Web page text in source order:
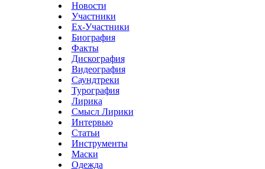
Новости
Участники
Ex-Участники
Биография
Факты
Дискография
Видеография
Саундтреки
Турография
Лирика
Смысл Лирики
Интервью
Статьи
Инструменты
Маски
Одежда